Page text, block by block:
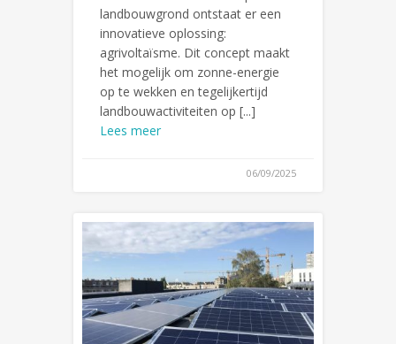
landbouwgrond ontstaat er een
innovatieve oplossing:
agrivoltaïsme. Dit concept maakt
het mogelijk om zonne-energie
op te wekken en tegelijkertijd
landbouwactiviteiten op [...]
Lees meer
06/09/2025